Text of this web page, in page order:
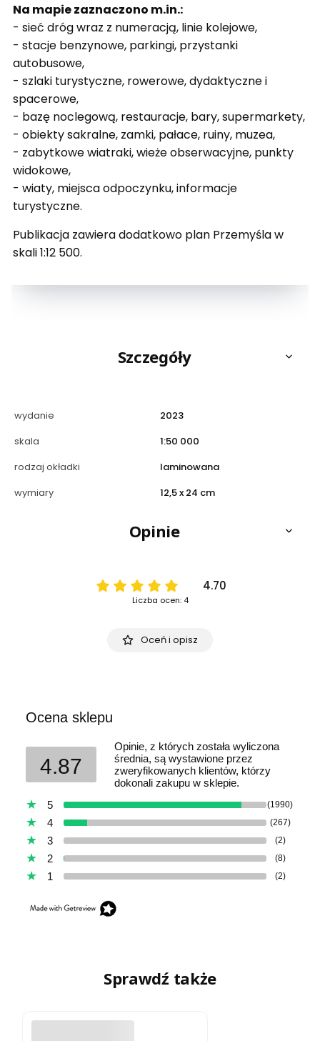
Na mapie zaznaczono m.in.:
- sieć dróg wraz z numeracją, linie kolejowe,
- stacje benzynowe, parkingi, przystanki
autobusowe,
- szlaki turystyczne, rowerowe, dydaktyczne i
spacerowe,
- bazę noclegową, restauracje, bary, supermarkety,
- obiekty sakralne, zamki, pałace, ruiny, muzea,
- zabytkowe wiatraki, wieże obserwacyjne, punkty
widokowe,
- wiaty, miejsca odpoczynku, informacje
turystyczne.
Publikacja zawiera dodatkowo plan Przemyśla w
skali 1:12 500.
Szczegóły
wydanie
2023
skala
1:50 000
rodzaj okładki
laminowana
wymiary
12,5 x 24 cm
Opinie
4.70
Liczba ocen: 4
Oceń i opisz
Ocena sklepu
4.87
Opinie, z których została wyliczona
średnia, są wystawione przez
zweryfikowanych klientów, którzy
dokonali zakupu w sklepie.
5
(1990)
4 (267)
3 (2)
2 (8)
1 (2)
Sprawdź także